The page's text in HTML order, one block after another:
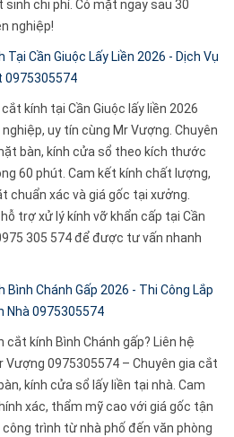
chi phí. Có mặt ngay sau 30
nghiệp!
Tại Cần Giuộc Lấy Liền 2026 - Dịch Vụ
0975305574
cắt kính tại Cần Giuộc lấy liền 2026
uy tín cùng Mr Vượng. Chuyên
bàn, kính cửa sổ theo kích thước
60 phút. Cam kết kính chất lượng,
chuẩn xác và giá gốc tại xưởng.
trợ xử lý kính vỡ khẩn cấp tại Cần
305 574 để được tư vấn nhanh
Bình Chánh Gấp 2026 - Thi Công Lắp
Nhà 0975305574
cắt kính Bình Chánh gấp? Liên hệ
Vượng 0975305574 – Chuyên gia cắt
kính cửa sổ lấy liền tại nhà. Cam
xác, thẩm mỹ cao với giá gốc tận
trình từ nhà phố đến văn phòng